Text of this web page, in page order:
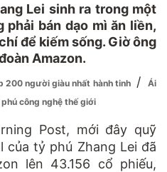
Lei sinh ra trong một
bán dạo mì ăn liền,
để kiếm sống. Giờ ông
Amazon.
200 người giàu nhất hành tinh /
Ái
công nghệ thế giới
Post, mới đây quỹ
của tỷ phú Zhang Lei đã
lên 43.156 cổ phiếu,